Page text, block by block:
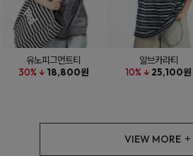
유노피그먼트티
30% ↓ 18,800원
알브카라티
10% ↓ 25,100원
VIEW MORE